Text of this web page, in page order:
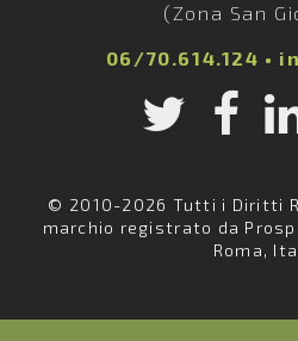
(Zona San
06/70.614.124 •
© 2010-2026 Tutti i Diritti
marchio registrato da
Roma,